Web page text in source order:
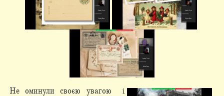
Не оминули своєю увагою і